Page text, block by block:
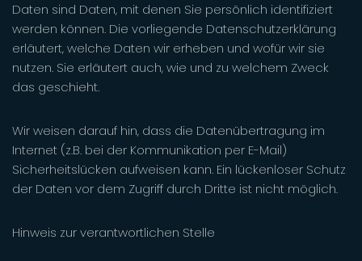
Daten sind Daten, mit denen Sie persönlich identifiziert
werden können. Die vorliegende Datenschutzerklärung
erläutert, welche Daten wir erheben und wofür wir sie
nutzen. Sie erläutert auch, wie und zu welchem Zweck
das geschieht.
Wir weisen darauf hin, dass die Datenübertragung im
Internet (z.B. bei der Kommunikation per E-Mail)
Sicherheitslücken aufweisen kann. Ein lückenloser Schutz
der Daten vor dem Zugriff durch Dritte ist nicht möglich.
Hinweis zur verantwortlichen Stelle